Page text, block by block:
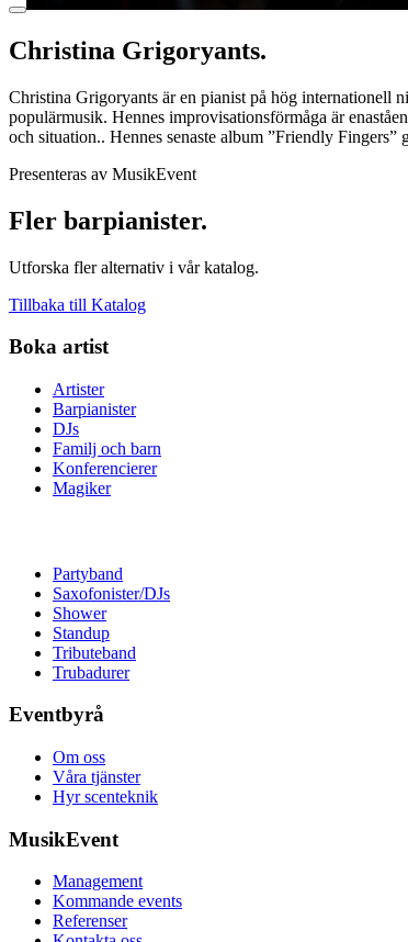
Christina Grigoryants.
Christina Grigoryants är en pianist på hög internationell
populärmusik. Hennes improvisationsförmåga är
och situation.. Hennes senaste album ”Friendly Fingers”
Presenteras av MusikEvent
Fler barpianister.
Utforska fler alternativ i vår katalog.
Tillbaka till Katalog
Boka artist
Artister
Barpianister
DJs
Familj och barn
Konferencierer
Magiker
Partyband
Saxofonister/DJs
Shower
Standup
Tributeband
Trubadurer
Eventbyrå
Om oss
Våra tjänster
Hyr scenteknik
MusikEvent
Management
Kommande events
Referenser